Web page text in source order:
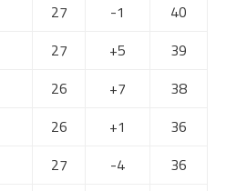
27 -1
40
27 +5
39
26 +7
38
26 +1
36
27 -4
36